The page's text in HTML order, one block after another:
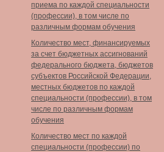
приема по каждой специальности
(профессии), в том числе по
различным формам обучения
Количество мест, финансируемых
за счет бюджетных ассигнований
федерального бюджета, бюджетов
субъектов Российской Федерации,
местных бюджетов по каждой
специальности (профессии), в том
числе по различным формам
обучения
Количество мест по каждой
специальности (профессии) по